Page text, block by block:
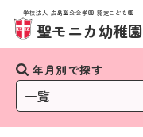
学校法人 広島聖公会学園 認定こども園
聖モニカ幼稚園
年月別で探す